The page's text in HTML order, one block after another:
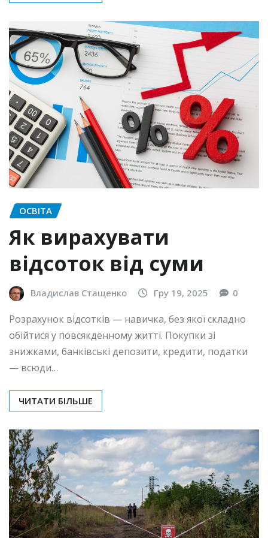
ОСВІТА
Як вирахувати
відсоток від суми
Владислав Стащенко Гру 19, 2025 0
Розрахунок відсотків — навичка, без якої складно
обійтися у повсякденному житті. Покупки зі
знижками, банківські депозити, кредити, податки
— всюди…
ЧИТАТИ БІЛЬШЕ